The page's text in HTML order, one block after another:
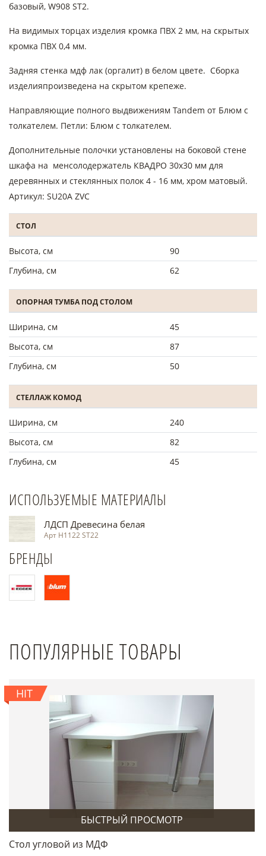
базовый, W908 ST2.
На видимых торцах изделия кромка ПВХ 2 мм, на скрытых
кромка ПВХ 0,4 мм.
Задняя стенка мдф лак (оргалит) в белом цвете. Сборка
изделияпроизведена на скрытом крепеже.
Направляющие полного выдвижениям Tandem от Блюм с
толкателем. Петли: Блюм с толкателем.
Дополнительные полочки установлены на боковой стене
шкафа на менсолодержатель КВАДРО 30х30 мм для
деревянных и стеклянных полок 4 - 16 мм, хром матовый.
Артикул: SU20A ZVC
СТОЛ
Высота, см
90
Глубина, см
62
ОПОРНАЯ ТУМБА ПОД СТОЛОМ
Ширина, см
45
Высота, см
87
Глубина, см
50
СТЕЛЛАЖ КОМОД
Ширина, см
240
Высота, см
82
Глубина, см
45
ИСПОЛЬЗУЕМЫЕ МАТЕРИАЛЫ
ЛДСП Древесина белая
Арт H1122 ST22
БРЕНДЫ
ПОПУЛЯРНЫЕ ТОВАРЫ
БЫСТРЫЙ ПРОСМОТР
Стол угловой из МДФ
HIT